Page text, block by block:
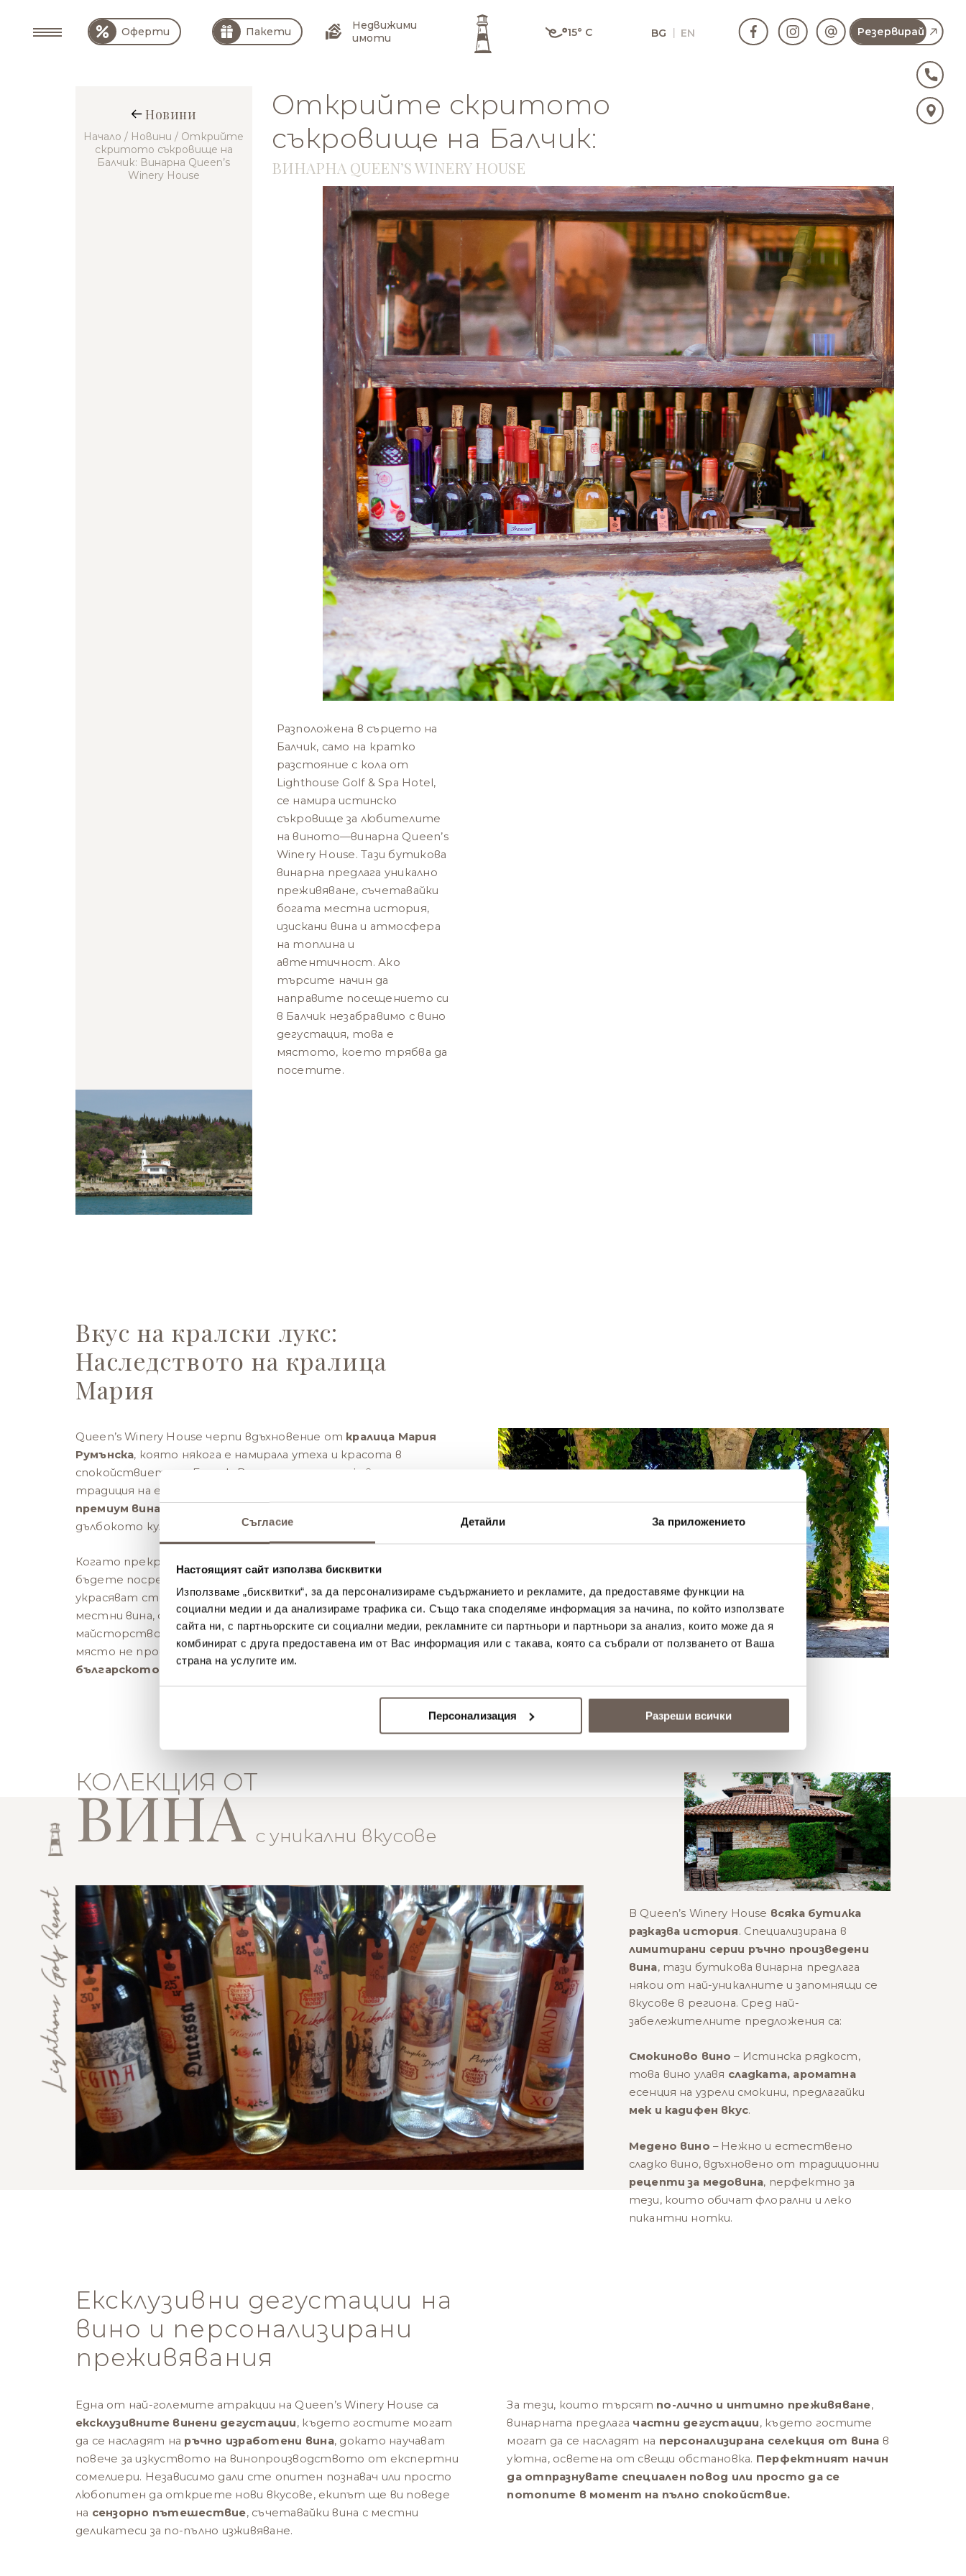
Съгласие Детайли За приложението
Настоящият сайт използва бисквитки
Използваме „бисквитки“, за да персонализираме съдържанието и рекламите, да предоставяме функции на
социални медии и да анализираме трафика си. Също така споделяме информация за начина, по който използвате
сайта ни, с партньорските си социални медии, рекламните си партньори и партньори за анализ, които може да я
комбинират с друга предоставена им от Вас информация или с такава, която са събрали от ползването от Ваша
страна на услугите им.
Персонализация Разреши всички
Оферти Пакети
Недвижими
имоти
Резервирай
15° C BG EN
Новини
Начало / Новини / Открийте
скритото съкровище на
Балчик: Винарна Queen’s
Winery House
Открийте скритото
съкровище на Балчик:
ВИНАРНА QUEEN’S WINERY HOUSE
Разположена в сърцето на
Балчик, само на кратко
разстояние с кола от
Lighthouse Golf & Spa Hotel,
се намира истинско
съкровище за любителите
на виното—винарна Queen’s
Winery House. Тази бутикова
винарна предлага уникално
преживяване, съчетавайки
богата местна история,
изискани вина и атмосфера
на топлина и
автентичност. Ако
търсите начин да
направите посещението си
в Балчик незабравимо с вино
дегустация, това е
мястото, което трябва да
посетите.
Вкус на кралски лукс:
Наследството на кралица
Мария
Queen’s Winery House черпи вдъхновение от кралица Мария
Румънска, която някога е намирала утеха и красота в
спокойствието на Балчик. Винарната продължава тази
традиция на елегантност и изтънченост, като създава
премиум вина
дълбокото културно наследство на региона.
Когато прекрачите прага на Queen’s Winery House, ще
бъдете посрещнати от
украсяват стените, и внимателно подбрана селекция от
местни вина, очакващи вашето откритие. Страстта и
майсторството, вложени във всяка бутилка, правят това
място не просто винарна, а истинско пътешествие през
българското винопроизводство
КОЛЕКЦИЯ ОТ
ВИНА с уникални вкусове
В Queen’s Winery House всяка бутилка
разказва история. Специализирана в
лимитирани серии ръчно произведени
вина, тази бутикова винарна предлага
някои от най-уникалните и запомнящи се
вкусове в региона. Сред най-
забележителните предложения са:
Смокиново вино – Истинска рядкост,
това вино улавя сладката, ароматна
есенция на узрели смокини, предлагайки
мек и кадифен вкус.
Медено вино – Нежно и естествено
сладко вино, вдъхновено от традиционни
рецепти за медовина, перфектно за
тези, които обичат флорални и леко
пикантни нотки.
Ексклузивни дегустации на
вино и персонализирани
преживявания
Една от най-големите атракции на Queen’s Winery House са
ексклузивните винени дегустации, където гостите могат
да се насладят на ръчно изработени вина, докато научават
повече за изкуството на винопроизводството от експертни
сомелиери. Независимо дали сте опитен познавач или просто
любопитен да откриете нови вкусове, екипът ще ви поведе
на сензорно пътешествие, съчетавайки вина с местни
деликатеси за по-пълно изживяване.
За тези, които търсят по-лично и интимно преживяване,
винарната предлага частни дегустации, където гостите
могат да се насладят на персонализирана селекция от вина в
уютна, осветена от свещи обстановка. Перфектният начин
да отпразнувате специален повод или просто да се
потопите в момент на пълно спокойствие.